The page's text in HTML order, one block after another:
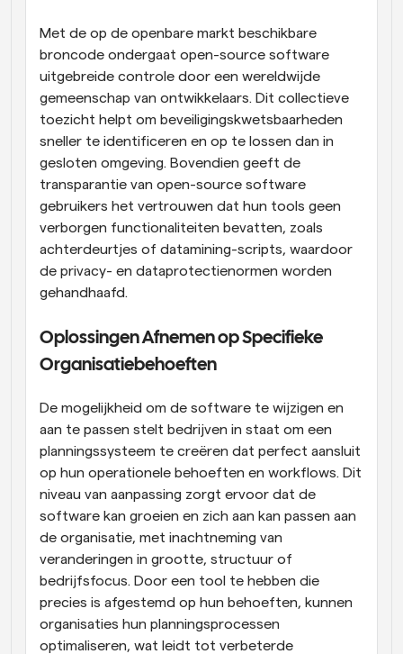
Met de op de openbare markt beschikbare
broncode ondergaat open-source software
uitgebreide controle door een wereldwijde
gemeenschap van ontwikkelaars. Dit collectieve
toezicht helpt om beveiligingskwetsbaarheden
sneller te identificeren en op te lossen dan in
gesloten omgeving. Bovendien geeft de
transparantie van open-source software
gebruikers het vertrouwen dat hun tools geen
verborgen functionaliteiten bevatten, zoals
achterdeurtjes of datamining-scripts, waardoor
de privacy- en dataprotectienormen worden
gehandhaafd.
Oplossingen Afnemen op Specifieke
Organisatiebehoeften
De mogelijkheid om de software te wijzigen en
aan te passen stelt bedrijven in staat om een
planningssysteem te creëren dat perfect aansluit
op hun operationele behoeften en workflows. Dit
niveau van aanpassing zorgt ervoor dat de
software kan groeien en zich aan kan passen aan
de organisatie, met inachtneming van
veranderingen in grootte, structuur of
bedrijfsfocus. Door een tool te hebben die
precies is afgestemd op hun behoeften, kunnen
organisaties hun planningsprocessen
optimaliseren, wat leidt tot verbeterde